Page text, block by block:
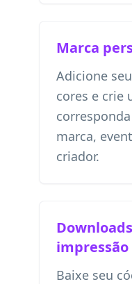
Marca
Adicione
cores e crie
marca,
criador.
impressão
Baixe seu